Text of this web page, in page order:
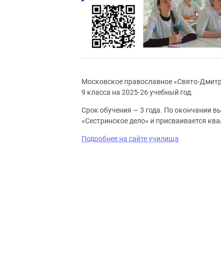
Московское православное «Свято-
9 класса на 2025-26 учебный год.
Срок обучения — 3 года. По окончании
«Сестринское дело» и присваивается
Подробнее на сайте училища